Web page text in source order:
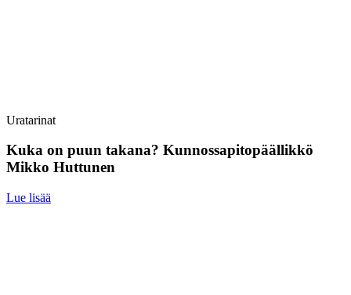
Uratarinat
Kuka on puun takana? Kunnossapitopäällikkö
Mikko Huttunen
Lue lisää